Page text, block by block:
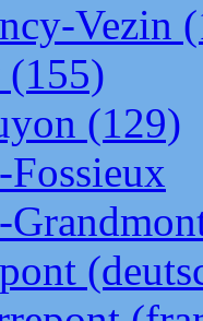
Vezin
(129)
Fossieux